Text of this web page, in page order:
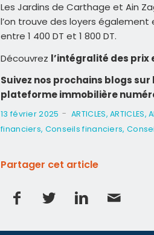
Les Jardins de Carthage et Ain
l’on trouve des loyers également
entre 1 400 DT et 1 800 DT.
Découvrez l’intégralité des prix
Suivez nos prochains blogs
plateforme immobilière
13 février 2025 - ARTICLES,ARTICLES,
financiers, Conseils financiers,
Partager cet article